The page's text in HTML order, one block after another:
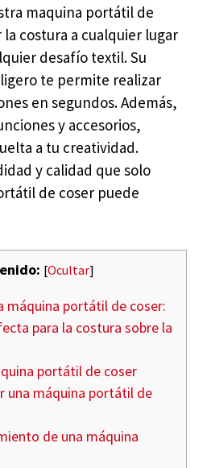
maquina portátil de
costura a cualquier lugar
desafío textil. Su
te permite realizar
en segundos. Además,
y accesorios,
a tu creatividad.
y calidad que solo
de coser puede
[Ocultar]
máquina portátil de coser:
para la costura sobre la
portátil de coser
una máquina portátil de
de una máquina